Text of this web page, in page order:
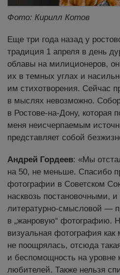
Фото: Кирилл Котов
Еще три года назад у
традиция 1 апреля в день
облавы на милиционеров,
их в темных углах и
им стихотворения. Сейчас
в мыслях невозможно.
в Ростове-на-Дону, которая
меня неисчерпаемым
представляет собой
Андрей Гордеев: «Мы
на 50, не меньше. Спасибо
фотографии в Советском
насквозь постановочными,
литературно-смысловой —
в „жанровую“ фотографию.
визуальная фотография
не поощрялась, отсюда
и беспомощность на уровне
любителей. Также нельзя